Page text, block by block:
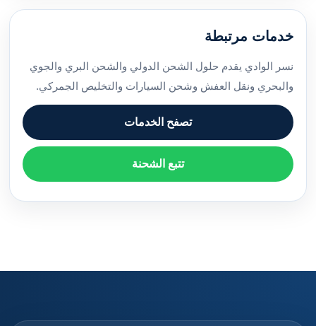
خدمات مرتبطة
نسر الوادي يقدم حلول الشحن الدولي والشحن البري والجوي
والبحري ونقل العفش وشحن السيارات والتخليص الجمركي.
تصفح الخدمات
تتبع الشحنة